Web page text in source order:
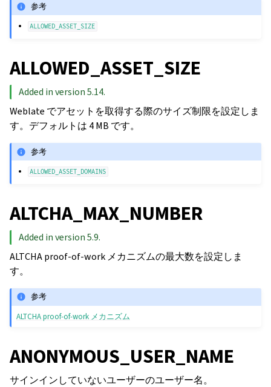
参考
ALLOWED_ASSET_SIZE
ALLOWED_ASSET_SIZE
Added in version 5.14.
Weblate でアセットを取得する際のサイズ制限を設定しま
す。デフォルトは 4 MB です。
参考
ALLOWED_ASSET_DOMAINS
ALTCHA_MAX_NUMBER
Added in version 5.9.
ALTCHA proof-of-work メカニズムの最大数を設定しま
す。
参考
ALTCHA proof-of-work メカニズム
ANONYMOUS_USER_NAME
サインインしていないユーザーのユーザー名。